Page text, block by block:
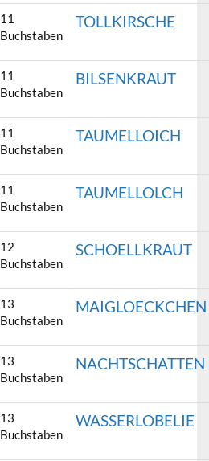
11
Buchstaben
TOLLKIRSCHE
11
Buchstaben
BILSENKRAUT
11
Buchstaben
TAUMELLOICH
11
Buchstaben
TAUMELLOLCH
12
Buchstaben
SCHOELLKRAUT
13
Buchstaben
MAIGLOECKCHEN
13
Buchstaben
NACHTSCHATTEN
13
Buchstaben
WASSERLOBELIE